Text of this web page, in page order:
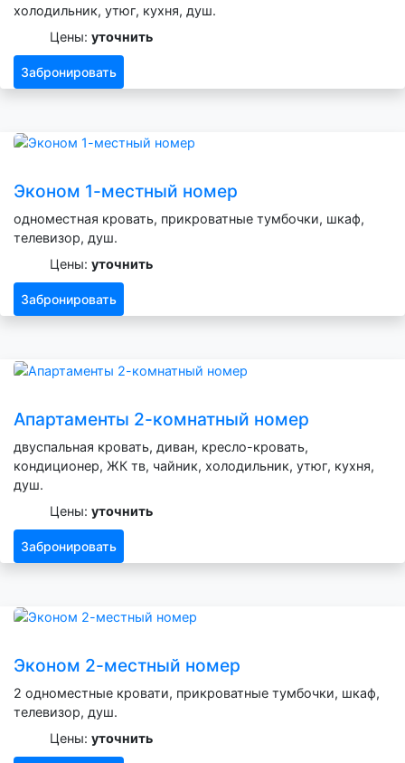
холодильник, утюг, кухня, душ.
Цены: уточнить
Забронировать
Эконом 1-местный номер
одноместная кровать, прикроватные тумбочки, шкаф,
телевизор, душ.
Цены: уточнить
Забронировать
Апартаменты 2-комнатный номер
двуспальная кровать, диван, кресло-кровать,
кондиционер, ЖК тв, чайник, холодильник, утюг, кухня,
душ.
Цены: уточнить
Забронировать
Эконом 2-местный номер
2 одноместные кровати, прикроватные тумбочки, шкаф,
телевизор, душ.
Цены: уточнить